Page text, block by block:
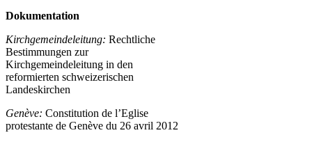
Dokumentation
Kirchgemeindeleitung: Rechtliche
Bestimmungen zur
Kirchgemeindeleitung in den
reformierten schweizerischen
Landeskirchen
Genève: Constitution de l’Eglise
protestante de Genève du 26 avril 2012